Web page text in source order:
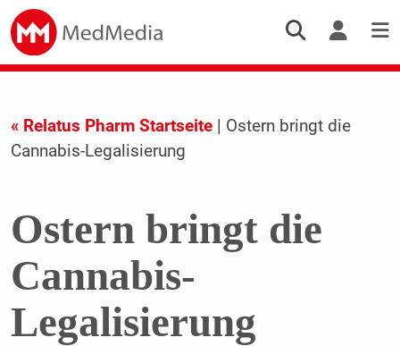
« Relatus Pharm Startseite| Ostern bringt die
Cannabis-Legalisierung
Ostern bringt die
Cannabis-
Legalisierung